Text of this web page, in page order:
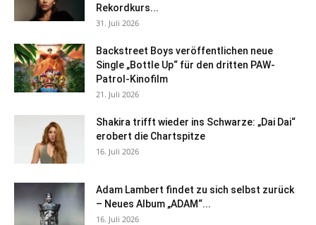
Rekordkurs...
31. Juli 2026
Backstreet Boys veröffentlichen neue
Single „Bottle Up“ für den dritten PAW-
Patrol-Kinofilm
21. Juli 2026
Shakira trifft wieder ins Schwarze: „Dai Dai“
erobert die Chartspitze
16. Juli 2026
Adam Lambert findet zu sich selbst zurück
– Neues Album „ADAM“...
16. Juli 2026